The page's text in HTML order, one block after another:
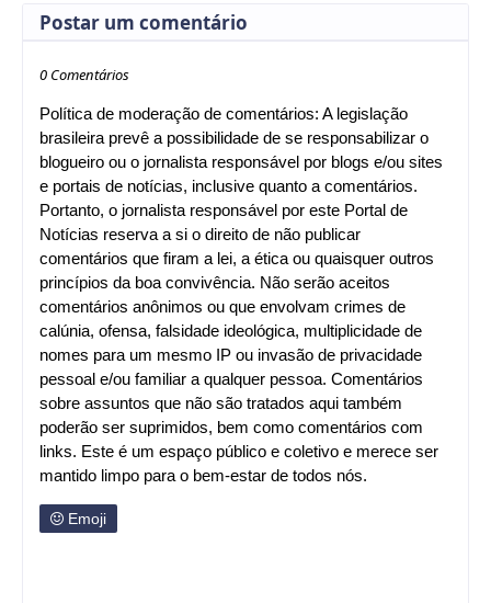
Postar um comentário
0 Comentários
Política de moderação de comentários: A legislação
brasileira prevê a possibilidade de se responsabilizar o
blogueiro ou o jornalista responsável por blogs e/ou sites
e portais de notícias, inclusive quanto a comentários.
Portanto, o jornalista responsável por este Portal de
Notícias reserva a si o direito de não publicar
comentários que firam a lei, a ética ou quaisquer outros
princípios da boa convivência. Não serão aceitos
comentários anônimos ou que envolvam crimes de
calúnia, ofensa, falsidade ideológica, multiplicidade de
nomes para um mesmo IP ou invasão de privacidade
pessoal e/ou familiar a qualquer pessoa. Comentários
sobre assuntos que não são tratados aqui também
poderão ser suprimidos, bem como comentários com
links. Este é um espaço público e coletivo e merece ser
mantido limpo para o bem-estar de todos nós.
Emoji